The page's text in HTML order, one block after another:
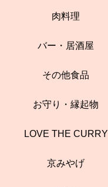
肉料理
バー・居酒屋
その他食品
お守り・縁起物
LOVE THE CURRY
京みやげ